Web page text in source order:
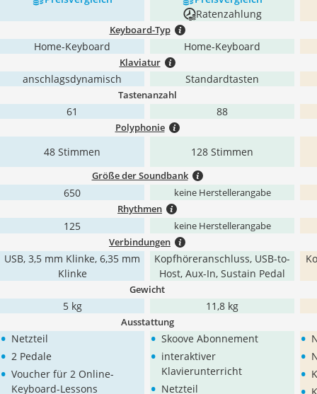
Ratenzahlung
Keyboard-Typ
Home-Keyboard Home-Keyboard
Klaviatur
anschlagsdynamisch Standardtasten
Tastenanzahl
61 88
Polyphonie
48 Stimmen 128 Stimmen
Größe der Soundbank
650 keine Herstellerangabe
Rhythmen
125 keine Herstellerangabe
Verbindungen
USB, 3,5 mm Klinke, 6,35 mm
Klinke
Kopfhöreranschluss, USB-to-
Host, Aux-In, Sustain Pedal
Gewicht
5 kg ‎11,8 kg
Ausstattung
• Netzteil
• 2 Pedale
• Voucher für 2 Online-
Keyboard-Lessons
• Skoove Abonnement
• interaktiver
Klavierunterricht
• Netzteil
•
•
•